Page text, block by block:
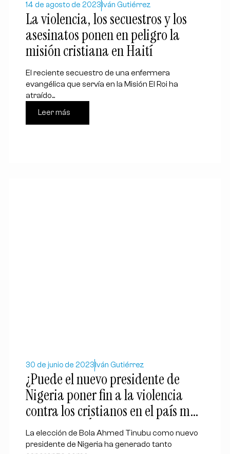
14 de agosto de 2023 Iván Gutiérrez
La violencia, los secuestros y los
asesinatos ponen en peligro la
misión cristiana en Haití
El reciente secuestro de una enfermera
evangélica que servía en la Misión El Roi ha
atraído...
Leer más
30 de junio de 2023 Iván Gutiérrez
¿Puede el nuevo presidente de
Nigeria poner fin a la violencia
contra los cristianos en el país más
poblado de África?
La elección de Bola Ahmed Tinubu como nuevo
presidente de Nigeria ha generado tanto